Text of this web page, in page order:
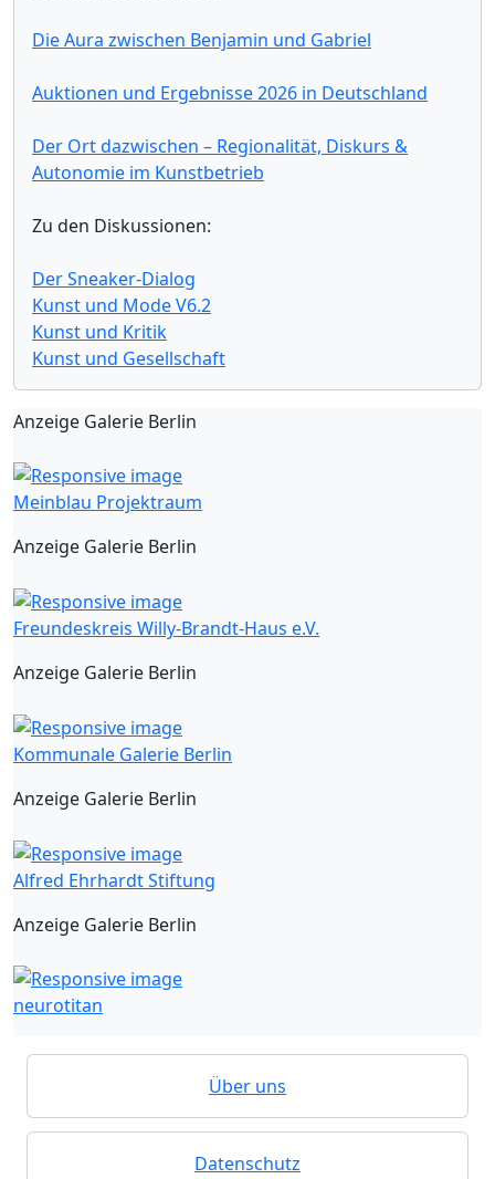
Die Aura zwischen Benjamin und Gabriel
Auktionen und Ergebnisse 2026 in Deutschland
Der Ort dazwischen – Regionalität, Diskurs &
Autonomie im Kunstbetrieb
Zu den Diskussionen:
Der Sneaker-Dialog
Kunst und Mode V6.2
Kunst und Kritik
Kunst und Gesellschaft
Anzeige Galerie Berlin
Meinblau Projektraum
Anzeige Galerie Berlin
Freundeskreis Willy-Brandt-Haus e.V.
Anzeige Galerie Berlin
Kommunale Galerie Berlin
Anzeige Galerie Berlin
Alfred Ehrhardt Stiftung
Anzeige Galerie Berlin
neurotitan
Über uns
Datenschutz